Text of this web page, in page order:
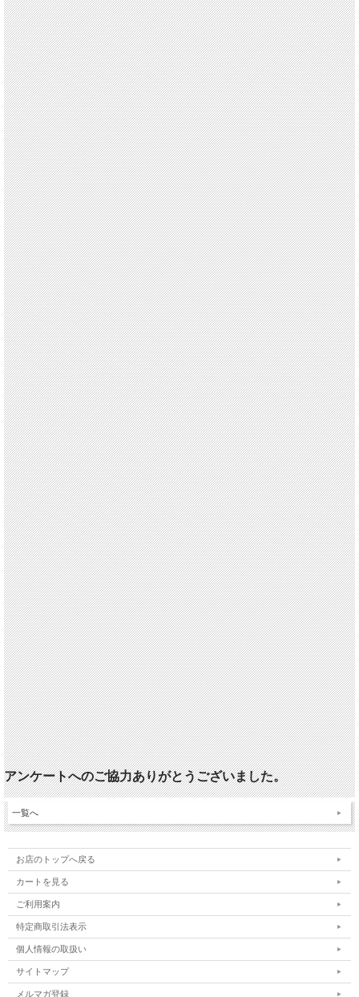
アンケートへのご協力ありがとうございました。
一覧へ
お店のトップへ戻る
カートを見る
ご利用案内
特定商取引法表示
個人情報の取扱い
サイトマップ
メルマガ登録